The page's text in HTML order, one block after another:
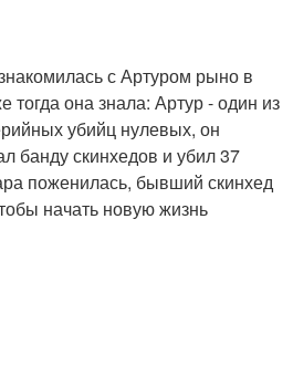
с Артуром рыно в
тогда она знала: Артур - один из
убийц нулевых, он
банду скинхедов и убил 37
поженилась, бывший скинхед
начать новую жизнь